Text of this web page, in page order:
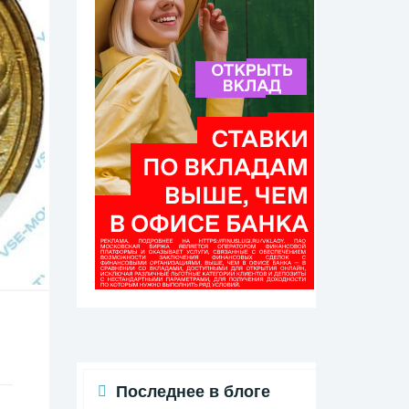
Последнее в блоге